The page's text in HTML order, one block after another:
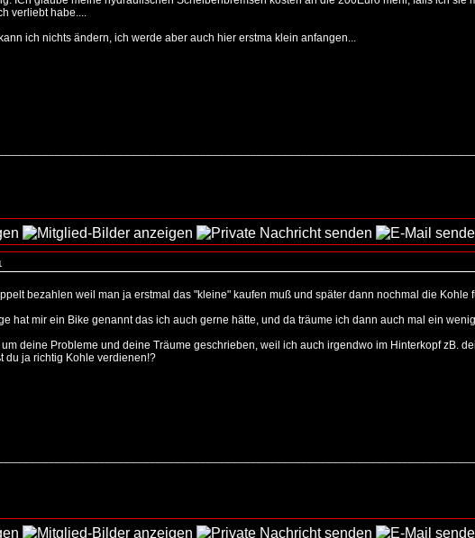
verliebt habe....
ich nichts ändern, ich werde aber auch hier erstma klein anfangen...
bezahlen weil man ja erstmal das "kleine" kaufen muß und später dann nochmal die
hat mir ein Bike genannt das ich auch gerne hätte, und da träume ich dann auch mal ein
deine Probleme und deine Träume geschrieben, weil ich auch irgendwo im Hinterkopf zB.
du ja richtig Kohle verdienen!?